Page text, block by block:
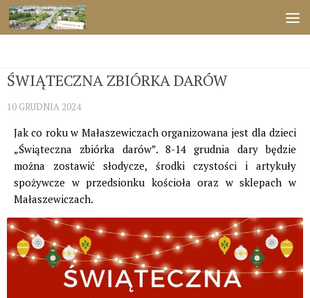
Przejdź do treści
ŚWIĄTECZNA ZBIÓRKA DARÓW
10 GRUDNIA 2024
Jak co roku w Małaszewiczach organizowana jest dla dzieci
„Świąteczna zbiórka darów”. 8-14 grudnia dary będzie
można zostawić słodycze, środki czystości i artykuły
spożywcze w przedsionku kościoła oraz w sklepach w
Małaszewiczach.